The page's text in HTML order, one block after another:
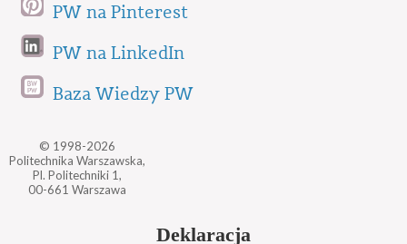
PW na Pinterest
PW na LinkedIn
Baza Wiedzy PW
© 1998-2026
Politechnika Warszawska,
Pl. Politechniki 1,
00-661 Warszawa
Deklaracja